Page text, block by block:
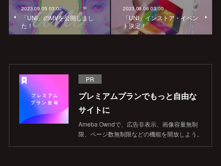
2023.09.05 03:00
「UNI」のMVを公開しまし
た！
2023.08.06 03:00
「UNI」インストア・イベン
ト決定！
PR
プレミアムプランでもっと自由な
サイトに
Ameba Owndで、広告非表示、画像容量無制
限、ページ数無制限などの機能を開放しよう。